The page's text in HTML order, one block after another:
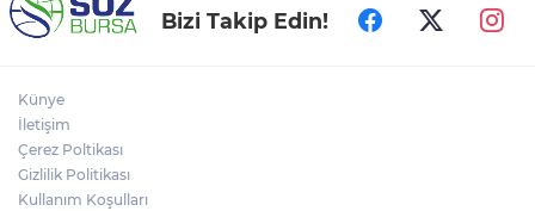
Bizi Takip Edin!
Künye
İletişim
Çerez Poltikası
Gizlilik Politikası
Kullanım Koşulları